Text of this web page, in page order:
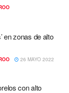
en zonas de alto
26 MAYO 2022
con alto